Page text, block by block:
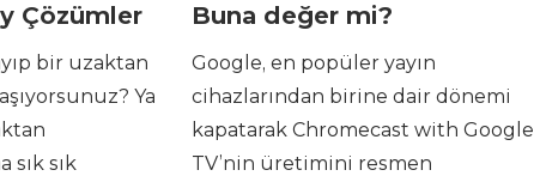
Çözümler
bir uzaktan
Ya
sık sık
Buna değer mi?
Google, en popüler yayın
cihazlarından birine dair dönemi
kapatarak Chromecast with Google
TV’nin üretimini resmen